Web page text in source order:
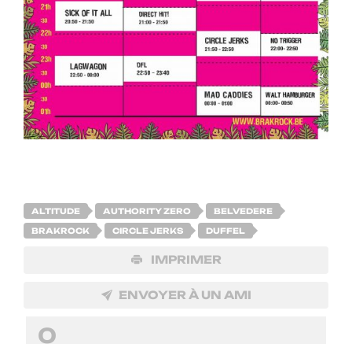
ALTITUDE AUTHORITY ZERO BELVEDERE
BRAKROCK CIRCLE JERKS DUFFEL
IMPRIMER
ENVOYER À UN AMI
0